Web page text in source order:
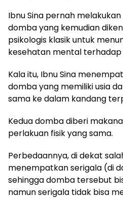
Ibnu Sina pernah
domba yang kemudian
psikologis klasik untuk
kesehatan mental terhadap
Kala itu, Ibnu Sina
domba yang memiliki usia
sama ke dalam kandang
Kedua domba diberi
perlakuan fisik yang sama.
Perbedaannya, di dekat
menempatkan serigala (di
sehingga domba tersebut
namun serigala tidak bisa